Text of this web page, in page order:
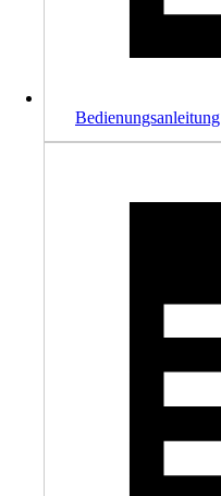
Bedienungsanleitung